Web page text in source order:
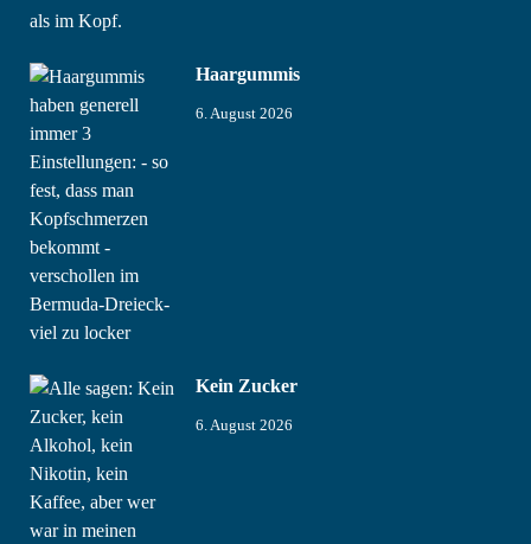
Haargummis
6. August 2026
Kein Zucker
6. August 2026